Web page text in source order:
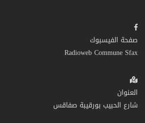
صفحة الفيسبوك
Radioweb Commune Sfax
العنوان
شارع الحبيب بورقيبة صفاقس